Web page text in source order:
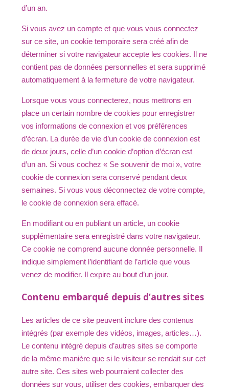
d’un an.
Si vous avez un compte et que vous vous connectez
sur ce site, un cookie temporaire sera créé afin de
déterminer si votre navigateur accepte les cookies. Il ne
contient pas de données personnelles et sera supprimé
automatiquement à la fermeture de votre navigateur.
Lorsque vous vous connecterez, nous mettrons en
place un certain nombre de cookies pour enregistrer
vos informations de connexion et vos préférences
d’écran. La durée de vie d’un cookie de connexion est
de deux jours, celle d’un cookie d’option d’écran est
d’un an. Si vous cochez « Se souvenir de moi », votre
cookie de connexion sera conservé pendant deux
semaines. Si vous vous déconnectez de votre compte,
le cookie de connexion sera effacé.
En modifiant ou en publiant un article, un cookie
supplémentaire sera enregistré dans votre navigateur.
Ce cookie ne comprend aucune donnée personnelle. Il
indique simplement l’identifiant de l’article que vous
venez de modifier. Il expire au bout d’un jour.
Contenu embarqué depuis d’autres sites
Les articles de ce site peuvent inclure des contenus
intégrés (par exemple des vidéos, images, articles…).
Le contenu intégré depuis d’autres sites se comporte
de la même manière que si le visiteur se rendait sur cet
autre site. Ces sites web pourraient collecter des
données sur vous, utiliser des cookies, embarquer des